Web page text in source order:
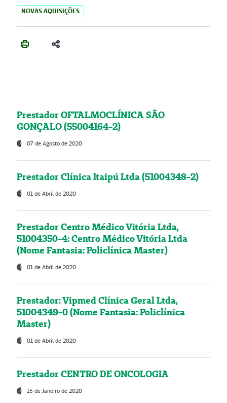
NOVAS AQUISIÇÕES
Prestador OFTALMOCLÍNICA SÃO
GONÇALO (55004164-2)
07 de Agosto de 2020
Prestador Clínica Itaipú Ltda (51004348-2)
01 de Abril de 2020
Prestador Centro Médico Vitória Ltda,
51004350-4: Centro Médico Vitória Ltda
(Nome Fantasia: Policlínica Master)
01 de Abril de 2020
Prestador: Vipmed Clínica Geral Ltda,
51004349-0 (Nome Fantasia: Policlínica
Master)
01 de Abril de 2020
Prestador CENTRO DE ONCOLOGIA
15 de Janeiro de 2020